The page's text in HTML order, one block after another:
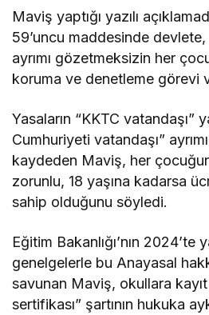
Maviş yaptığı yazılı
59’uncu maddesinde
ayrımı gözetmeksizin her
koruma ve denetleme görevi
Yasaların “KKTC vatandaşı”
Cumhuriyeti vatandaşı” ayrımı
kaydeden Maviş, her
zorunlu, 18 yaşına kadarsa
sahip olduğunu söyledi.
Eğitim Bakanlığı’nın 2024’te
genelgelerle bu Anayasal
savunan Maviş, okullara
sertifikası” şartının hukuka